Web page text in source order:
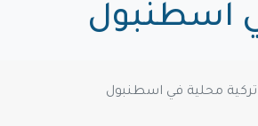
اسطنبول